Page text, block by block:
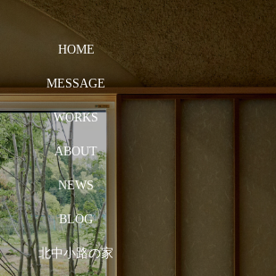
HOME
MESSAGE
WORKS
ABOUT
NEWS
BLOG
北中小路の家